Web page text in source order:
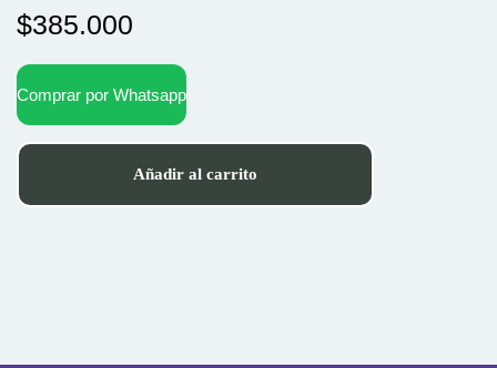
$385.000
Comprar por Whatsapp
Añadir al carrito